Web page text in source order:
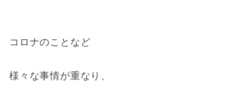
コロナのことなど
様々な事情が重なり、